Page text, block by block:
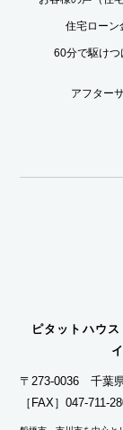
住宅ローン
60分で駆けつ
アフター
ピタットハウ
〒273-0036 千葉
［FAX］047-711-